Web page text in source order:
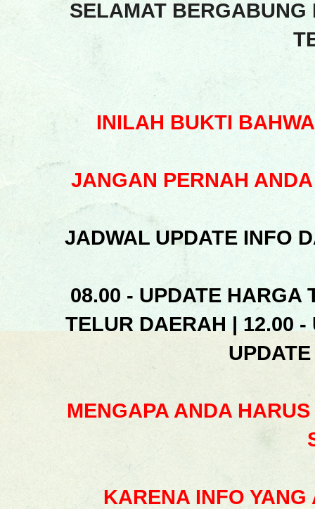
SELAMAT
INILAH BUKTI
JANGAN PERNAH
JADWAL UPDATE INFO
08.00 - UPDATE HARGA
TELUR DAERAH | 12.00
MENGAPA ANDA
KARENA INFO